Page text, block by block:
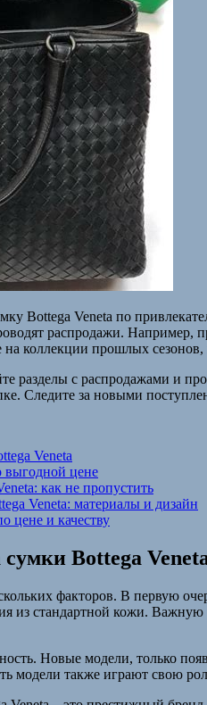
Bottega Veneta по
распродажи.
коллекции прошлых
разделы с распродажами и
Следите за новыми
Veneta
выгодной цене
как не пропустить
Veneta: материалы и дизайн
цене и качеству
Bottega
факторов. В первую
из стандартной кожи.
Новые модели, только
модели также играют свою